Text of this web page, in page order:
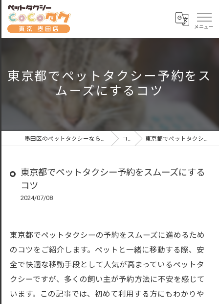
東京都でペットタクシー予約をス
ムーズにするコツ
墨田区のペットタクシーならペットタクシーCoCoタク東京墨田店 コラム 東京都でペットタクシー予約をスムーズにするコツ
東京都でペットタクシー予約をスムーズにする
コツ
2024/07/08
東京都でペットタクシーの予約をスムーズに進めるため
のコツをご紹介します。ペットと一緒に移動する際、安
全で快適な移動手段として人気が高まっているペットタ
クシーですが、多くの飼い主が予約方法に不安を感じて
います。この記事では、初めて利用する方にもわかりや